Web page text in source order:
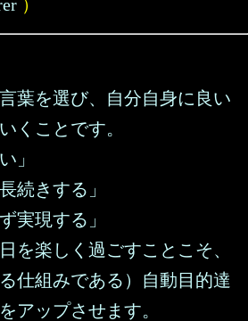
）
葉を選び、自分自身に良い
くことです。
」
続きする」
実現する」
を楽しく過ごすことこそ、
仕組みである）自動目的達
アップさせます。